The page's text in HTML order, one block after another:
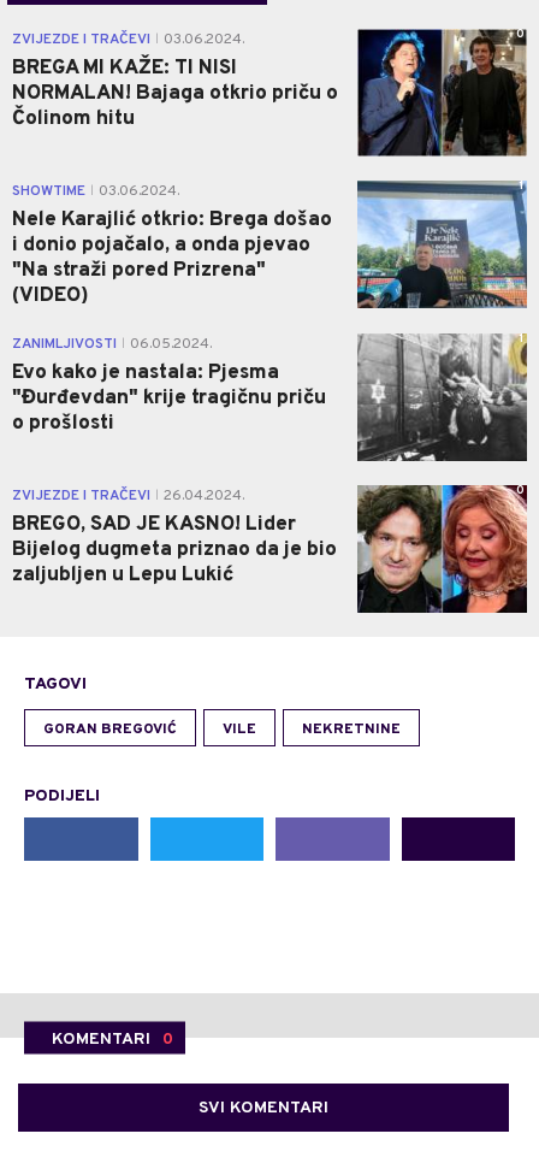
ZVIJEZDE I TRAČEVI 03.06.2024.
BREGA MI KAŽE: TI NISI
NORMALAN! Bajaga otkrio priču o
Čolinom hitu
0
SHOWTIME 03.06.2024.
Nele Karajlić otkrio: Brega došao
i donio pojačalo, a onda pjevao
"Na straži pored Prizrena"
(VIDEO)
1
ZANIMLJIVOSTI 06.05.2024.
Evo kako je nastala: Pjesma
"Đurđevdan" krije tragičnu priču
o prošlosti
1
ZVIJEZDE I TRAČEVI 26.04.2024.
BREGO, SAD JE KASNO! Lider
Bijelog dugmeta priznao da je bio
zaljubljen u Lepu Lukić
0
TAGOVI
GORAN BREGOVIĆ VILE NEKRETNINE
PODIJELI
KOMENTARI 0
SVI KOMENTARI